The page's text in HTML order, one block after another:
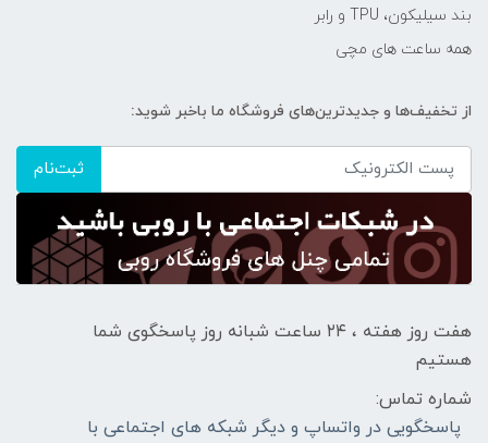
بند سیلیکون، TPU و رابر
همه ساعت های مچی
از تخفیف‌ها و جدیدترین‌های فروشگاه ما باخبر شوید:
ثبت‌نام
هفت روز هفته ، ۲۴ ساعت شبانه‌ روز پاسخگوی شما
هستیم
شماره تماس:
پاسخگویی در واتساپ و دیگر شبکه های اجتماعی با